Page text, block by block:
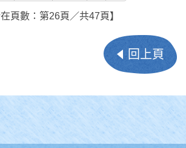
在頁數：第26頁／共47頁】
回上頁